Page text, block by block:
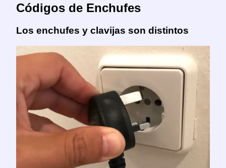
Códigos de Enchufes
Los enchufes y clavijas son distintos